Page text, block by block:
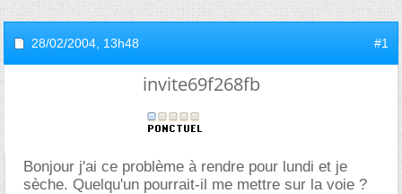
28/02/2004, 13h48 #1
invite69f268fb
Bonjour j'ai ce problème à rendre pour lundi et je
sèche. Quelqu'un pourrait-il me mettre sur la voie ?